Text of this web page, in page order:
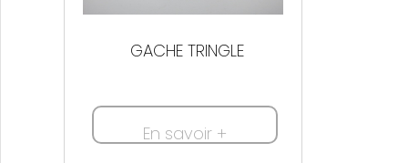
GACHE TRINGLE
En savoir +